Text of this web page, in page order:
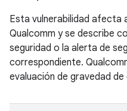
Esta vulnerabilidad afecta
Qualcomm y se describe
seguridad o la alerta de
correspondiente.
evaluación de gravedad